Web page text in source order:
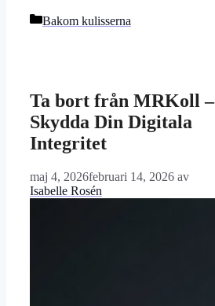
Kategorier
Bakom kulisserna
Ta bort från MRKoll –
Skydda Din Digitala
Integritet
maj 4, 2026februari 14, 2026 av
Isabelle Rosén